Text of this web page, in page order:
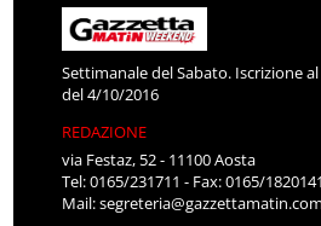
Settimanale del Sabato. Iscrizione
del 4/10/2016
REDAZIONE
via Festaz, 52 - 11100 Aosta
Tel: 0165/231711 - Fax: 0165/1820141
Mail:segreteria@gazzettamatin.com